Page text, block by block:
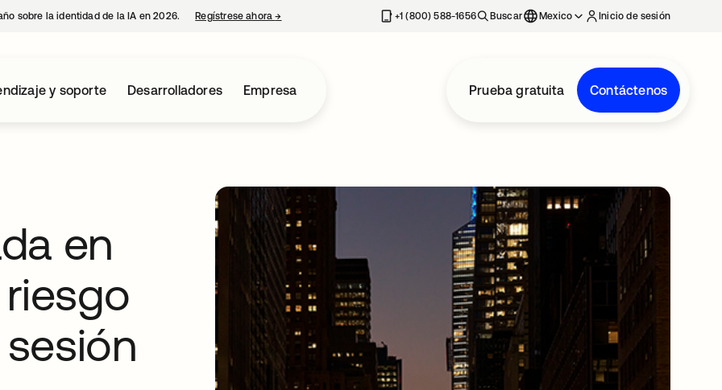
sobre la identidad de la IA en 2026. Regístrese ahora→ se abre en una pestaña nueva+1 (800) 588-1656 Buscar Mexico Inicio de sesión
y soporte Desarrolladores Empresa Prueba gratuita Contáctenos
en